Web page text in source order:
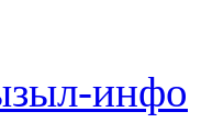
инфо